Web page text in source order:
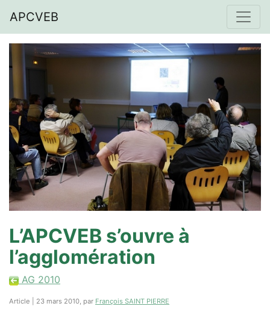
APCVEB
L’APCVEB s’ouvre à
l’agglomération
AG 2010
Article | 23 mars 2010, par François SAINT PIERRE